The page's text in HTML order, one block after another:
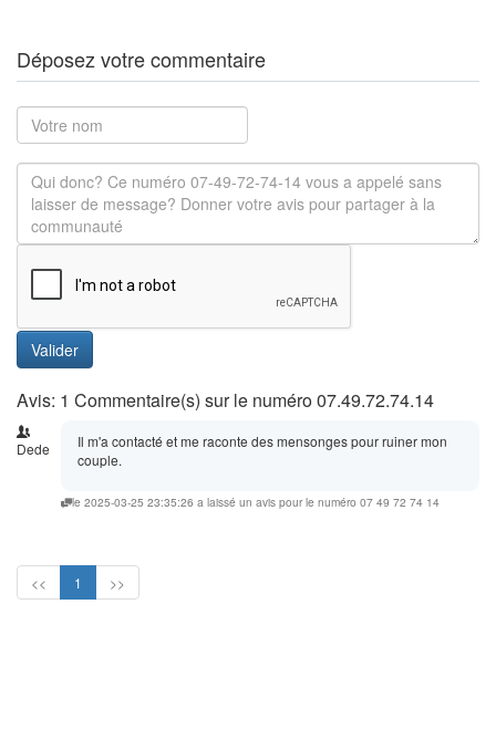
Déposez votre commentaire
Valider
Avis: 1 Commentaire(s) sur le numéro 07.49.72.74.14
Dede
Il m'a contacté et me raconte des mensonges pour ruiner mon
couple.
le 2025-03-25 23:35:26 a laissé un avis pour le numéro 07 49 72 74 14
<< 1 >>